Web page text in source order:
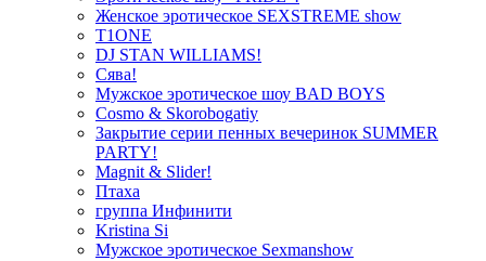
Женское эротическое SEXSTREME show
T1ONE
DJ STAN WILLIAMS!
Сява!
Мужское эротическое шоу BAD BOYS
Cosmo & Skorobogatiy
Закрытие серии пенных вечеринок SUMMER
PARTY!
Magnit & Slider!
Птаха
группа Инфинити
Kristina Si
Мужское эротическое Sexmanshow